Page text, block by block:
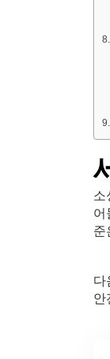
소
어
준
다
안